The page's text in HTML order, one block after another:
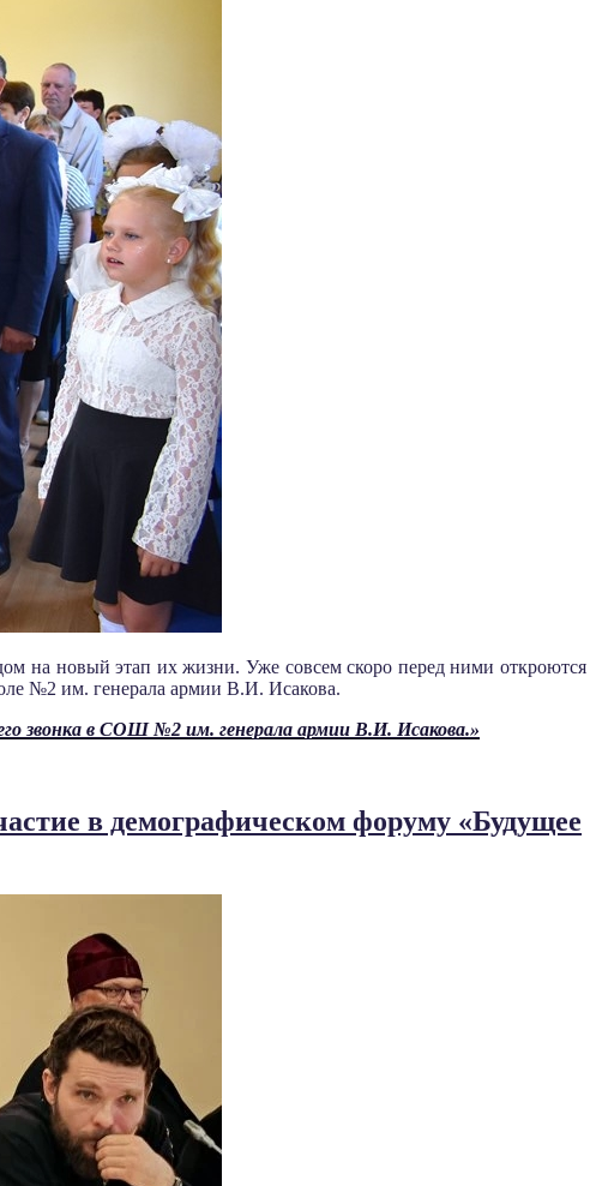
на новый этап их жизни. Уже совсем скоро перед ними откроются
№2 им. генерала армии В.И. Исакова.
звонка в СОШ №2 им. генерала армии В.И. Исакова.»
в демографическом форуму «Будущее